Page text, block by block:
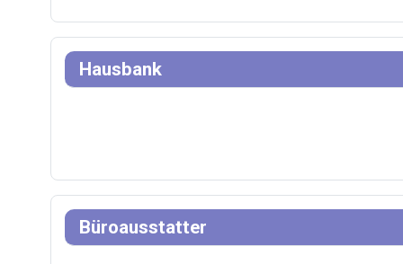
Hausbank
Büroausstatter